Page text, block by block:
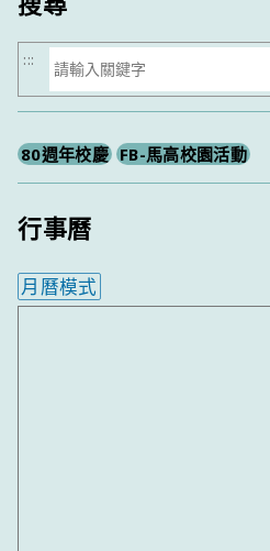
搜
尋
:::
80週年校慶 FB-馬高校園活動
行事曆
月曆模式